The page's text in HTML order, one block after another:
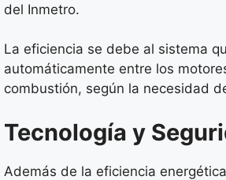
del Inmetro.
La eficiencia se debe al sistema
automáticamente entre los
combustión, según la necesidad
Tecnología y
Además de la eficiencia